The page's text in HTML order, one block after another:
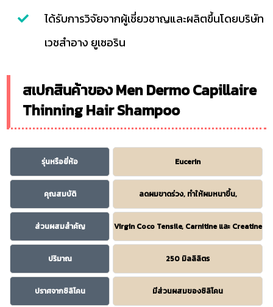
ได้รับการวิจัยจากผู้เชี่ยวชาญและผลิตขึ้นโดยบริษัท
เวชสำอาง ยูเซอริน
สเปกสินค้าของ Men Dermo Capillaire
Thinning Hair Shampoo
รุ่นหรือยี่ห้อ Eucerin
คุณสมบัติ ลดผมขาดร่วง, ทำให้ผมหนาขึ้น,
ส่วนผสมสำคัญ Virgin Coco Tensile, Carnitine และ Creatine
ปริมาณ 250 มิลลิลิตร
ปราศจากซิลิโคน มีส่วนผสมของซิลิโคน